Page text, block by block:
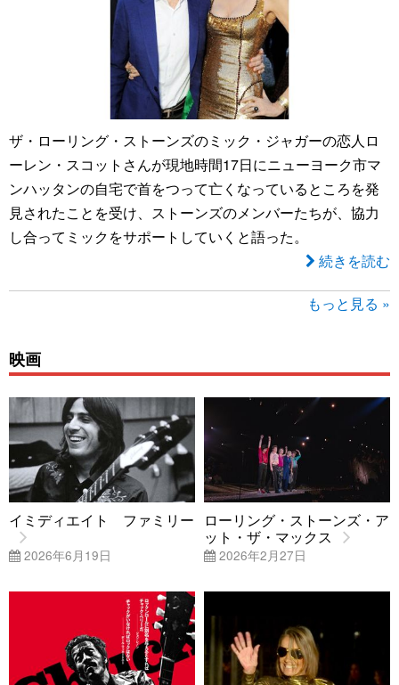
ザ・ローリング・ストーンズのミック・ジャガーの恋人ロ
ーレン・スコットさんが現地時間17日にニューヨーク市マ
ンハッタンの自宅で首をつって亡くなっているところを発
見されたことを受け、ストーンズのメンバーたちが、協力
し合ってミックをサポートしていくと語った。
続きを読む
もっと見る »
映画
イミディエイト ファミリー
2026年6月19日
ローリング・ストーンズ・ア
ット・ザ・マックス
2026年2月27日